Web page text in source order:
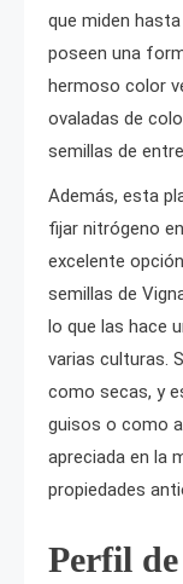
que miden
poseen una
hermoso color
ovaladas de
semillas de
Además, esta
fijar nitrógeno
excelente
semillas de
lo que las hace
varias culturas.
como secas, y
guisos o como
apreciada en la
propiedades
Perfil